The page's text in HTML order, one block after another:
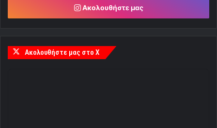
Ακολουθήστε μας
Ακολουθήστε μας στο X